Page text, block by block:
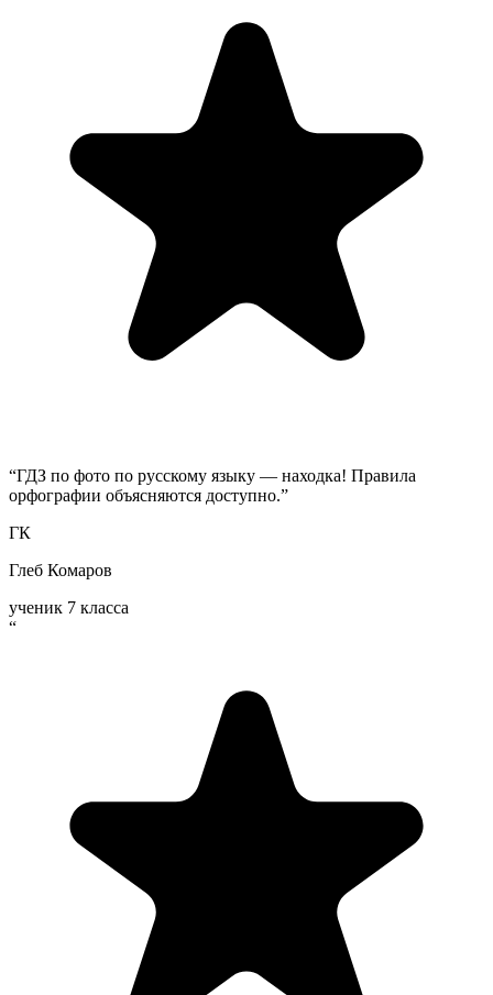
“ГДЗ по фото по русскому языку — находка! Правила
орфографии объясняются доступно.”
ГК
Глеб Комаров
ученик 7 класса
“